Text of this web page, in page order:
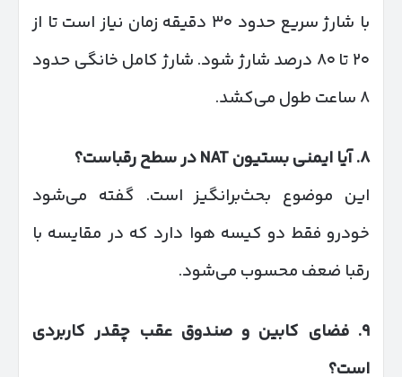
با شارژ سریع حدود ۳۰ دقیقه زمان نیاز است تا از
۲۰ تا ۸۰ درصد شارژ شود. شارژ کامل خانگی حدود
۸ ساعت طول می‌کشد.
۸.آیا ایمنی بستیون
در سطح رقباست؟
این موضوع بحث‌برانگیز است. گفته می‌شود
خودرو فقط دو کیسه هوا دارد که در مقایسه با
رقبا ضعف محسوب می‌شود.
۹.فضای کابین و صندوق عقب چقدر کاربردی
است؟